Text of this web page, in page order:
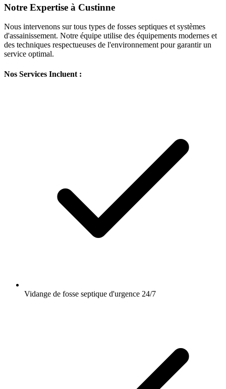
Notre Expertise à Custinne
Nous intervenons sur tous types de fosses septiques et systèmes
d'assainissement. Notre équipe utilise des équipements modernes et
des techniques respectueuses de l'environnement pour garantir un
service optimal.
Nos Services Incluent :
Vidange de fosse septique d'urgence 24/7